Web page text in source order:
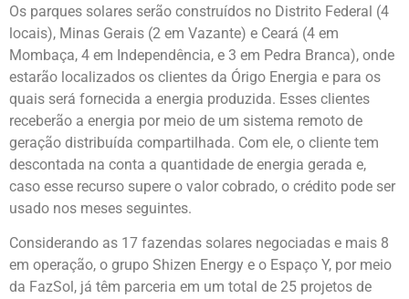
Os parques solares serão construídos no Distrito Federal (4
locais), Minas Gerais (2 em Vazante) e Ceará (4 em
Mombaça, 4 em Independência, e 3 em Pedra Branca), onde
estarão localizados os clientes da Órigo Energia e para os
quais será fornecida a energia produzida. Esses clientes
receberão a energia por meio de um sistema remoto de
geração distribuída compartilhada. Com ele, o cliente tem
descontada na conta a quantidade de energia gerada e,
caso esse recurso supere o valor cobrado, o crédito pode ser
usado nos meses seguintes.
Considerando as 17 fazendas solares negociadas e mais 8
em operação, o grupo Shizen Energy e o Espaço Y, por meio
da FazSol, já têm parceria em um total de 25 projetos de